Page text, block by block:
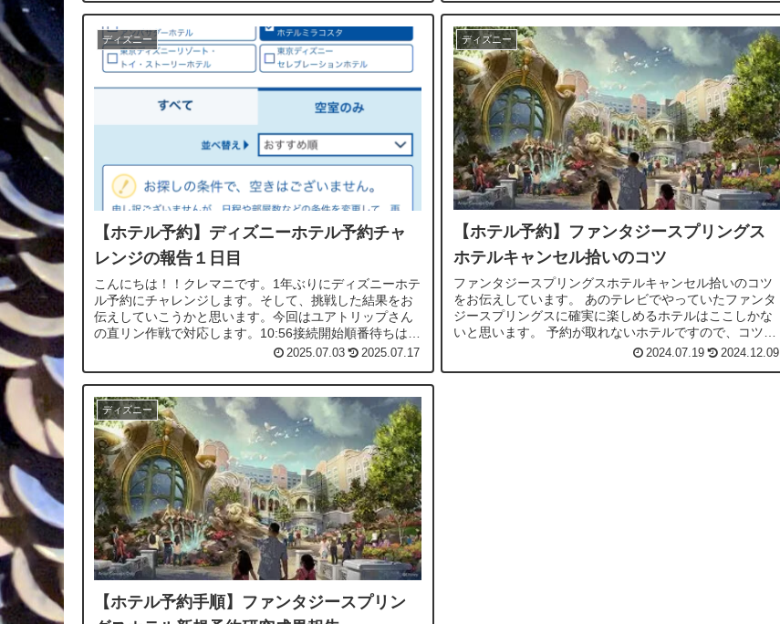
ディズニー
【ホテル予約】ディズニーホテル予約チャ
レンジの報告１日目
こんにちは！！クレマニです。1年ぶりにディズニーホテ
ル予約にチャレンジします。そして、挑戦した結果をお
伝えしていこうかと思います。今回はユアトリップさん
の直リン作戦で対応します。10:56接続開始順番待ちは約
1分でした。去年は土日予約だと1...2025.07.03 2025.07.17
ディズニー
【ホテル予約】ファンタジースプリングス
ホテルキャンセル拾いのコツ
ファンタジースプリングスホテルキャンセル拾いのコツ
をお伝えしています。 あのテレビでやっていたファンタ
ジースプリングスに確実に楽しめるホテルはここしかな
いと思います。 予約が取れないホテルですので、コツを
しっかりとおさえて、パパやママの威厳を見せつけてあ
2024.07.19 2024.12.09
ディズニー
【ホテル予約手順】ファンタジースプリン